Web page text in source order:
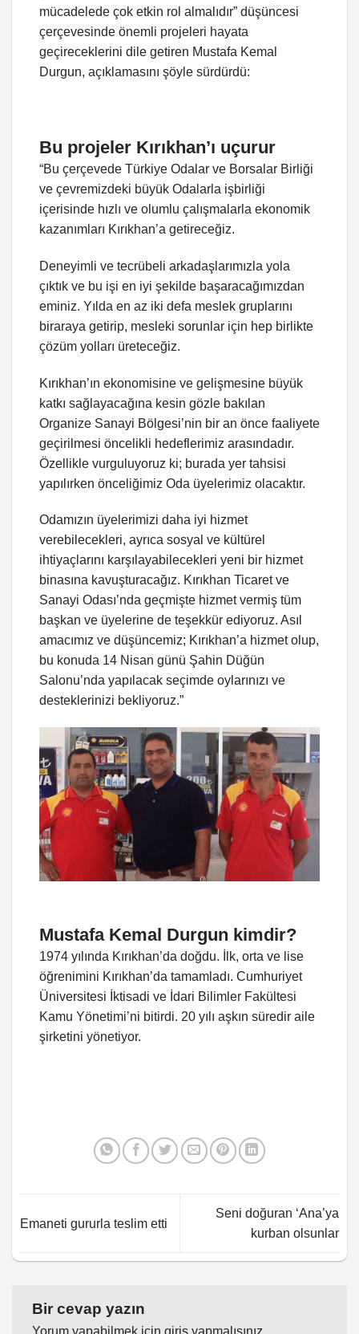
mücadelede çok etkin rol almalıdır” düşüncesi
çerçevesinde önemli projeleri hayata
geçireceklerini dile getiren Mustafa Kemal
Durgun, açıklamasını şöyle sürdürdü:
Bu projeler Kırıkhan’ı uçurur
“Bu çerçevede Türkiye Odalar ve Borsalar Birliği
ve çevremizdeki büyük Odalarla işbirliği
içerisinde hızlı ve olumlu çalışmalarla ekonomik
kazanımları Kırıkhan’a getireceğiz.
Deneyimli ve tecrübeli arkadaşlarımızla yola
çıktık ve bu işi en iyi şekilde başaracağımızdan
eminiz. Yılda en az iki defa meslek gruplarını
biraraya getirip, mesleki sorunlar için hep birlikte
çözüm yolları üreteceğiz.
Kırıkhan’ın ekonomisine ve gelişmesine büyük
katkı sağlayacağına kesin gözle bakılan
Organize Sanayi Bölgesi’nin bir an önce faaliyete
geçirilmesi öncelikli hedeflerimiz arasındadır.
Özellikle vurguluyoruz ki; burada yer tahsisi
yapılırken önceliğimiz Oda üyelerimiz olacaktır.
Odamızın üyelerimizi daha iyi hizmet
verebilecekleri, ayrıca sosyal ve kültürel
ihtiyaçlarını karşılayabilecekleri yeni bir hizmet
binasına kavuşturacağız. Kırıkhan Ticaret ve
Sanayi Odası’nda geçmişte hizmet vermiş tüm
başkan ve üyelerine de teşekkür ediyoruz. Asıl
amacımız ve düşüncemiz; Kırıkhan’a hizmet olup,
bu konuda 14 Nisan günü Şahin Düğün
Salonu’nda yapılacak seçimde oylarınızı ve
desteklerinizi bekliyoruz.”
Mustafa Kemal Durgun kimdir?
1974 yılında Kırıkhan’da doğdu. İlk, orta ve lise
öğrenimini Kırıkhan’da tamamladı. Cumhuriyet
Üniversitesi İktisadi ve İdari Bilimler Fakültesi
Kamu Yönetimi’ni bitirdi. 20 yılı aşkın süredir aile
şirketini yönetiyor.
Emaneti gururla teslim etti
Seni doğuran ‘Ana’ya
kurban olsunlar
Bir cevap yazın